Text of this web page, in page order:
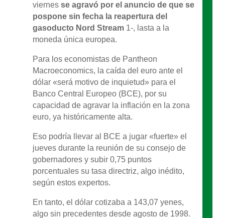
viernes se agravó por el anuncio de que se
pospone sin fecha la reapertura del
gasoducto Nord Stream1-, lasta a la
moneda única europea.
Para los economistas de Pantheon
Macroeconomics, la caída del euro ante el
dólar «será motivo de inquietud» para el
Banco Central Europeo (BCE), por su
capacidad de agravar la inflación en la zona
euro, ya históricamente alta.
Eso podría llevar al BCE a jugar «fuerte» el
jueves durante la reunión de su consejo de
gobernadores y subir 0,75 puntos
porcentuales su tasa directriz, algo inédito,
según estos expertos.
En tanto, el dólar cotizaba a 143,07 yenes,
algo sin precedentes desde agosto de 1998.